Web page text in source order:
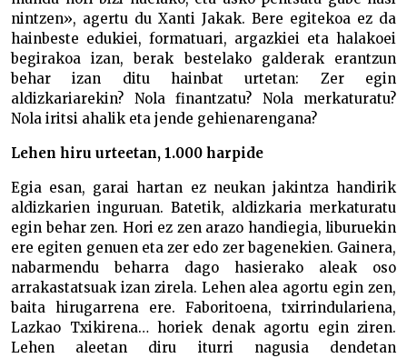
nintzen», agertu du Xanti Jakak. Bere egitekoa ez da
hainbeste edukiei, formatuari, argazkiei eta halakoei
begirakoa izan, berak bestelako galderak erantzun
behar izan ditu hainbat urtetan: Zer egin
aldizkariarekin? Nola finantzatu? Nola merkaturatu?
Nola iritsi ahalik eta jende gehienarengana?
Lehen hiru urteetan, 1.000 harpide
Egia esan, garai hartan ez neukan jakintza handirik
aldizkarien inguruan. Batetik, aldizkaria merkaturatu
egin behar zen. Hori ez zen arazo handiegia, liburuekin
ere egiten genuen eta zer edo zer bagenekien. Gainera,
nabarmendu beharra dago hasierako aleak oso
arrakastatsuak izan zirela. Lehen alea agortu egin zen,
baita hirugarrena ere. Faboritoena, txirrindulariena,
Lazkao Txikirena… horiek denak agortu egin ziren.
Lehen aleetan diru iturri nagusia dendetan